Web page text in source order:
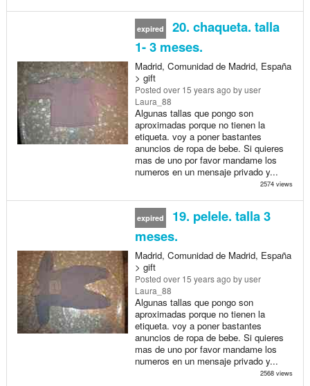
expired
20. chaqueta. talla
1- 3 meses.
Madrid, Comunidad de Madrid, España
> gift
Posted over 15 years ago by user
Laura_88
Algunas tallas que pongo son
aproximadas porque no tienen la
etiqueta. voy a poner bastantes
anuncios de ropa de bebe. Si quieres
mas de uno por favor mandame los
numeros en un mensaje privado y...
2574 views
expired
19. pelele. talla 3
meses.
Madrid, Comunidad de Madrid, España
> gift
Posted over 15 years ago by user
Laura_88
Algunas tallas que pongo son
aproximadas porque no tienen la
etiqueta. voy a poner bastantes
anuncios de ropa de bebe. Si quieres
mas de uno por favor mandame los
numeros en un mensaje privado y...
2568 views